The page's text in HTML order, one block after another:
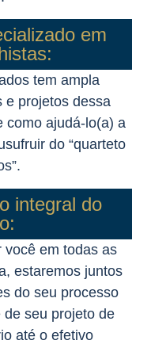
em
tem ampla
e projetos dessa
como ajudá-lo(a) a
do “quarteto
integral do
você em todas as
estaremos juntos
do seu processo
seu projeto de
até o efetivo